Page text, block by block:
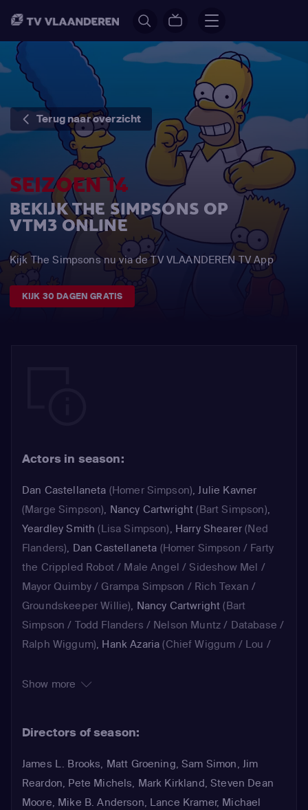
Terug naar overzicht
SEIZOEN 14
BEKIJK THE SIMPSONS OP
VTM3 ONLINE
Kijk The Simpsons nu via de TV VLAANDEREN TV App
KIJK 30 DAGEN GRATIS
Actors in season:
Dan Castellaneta (Homer Simpson),Julie Kavner
(Marge Simpson), Nancy Cartwright (Bart Simpson),
Yeardley Smith (Lisa Simpson), Harry Shearer (Ned
Flanders), Dan Castellaneta (Homer Simpson / Farty
the Crippled Robot / Male Angel / Sideshow Mel /
Mayor Quimby / Grampa Simpson / Rich Texan /
Groundskeeper Willie), Nancy Cartwright (Bart
Simpson / Todd Flanders / Nelson Muntz / Database /
Ralph Wiggum), Hank Azaria (Chief Wiggum / Lou /
Drederick Tatum / Carl / Pyro / Moe Szyslak / Captain
/ Patty Bouvier) , Nancy Cartwright
Ralph Wiggum), Hank Azaria(Tour Guide #1 / Moe
Szyslak / 'Editor-in-Chimp' Reporter / Carl / Drederick
Tatum / Clerk / Chef / Comic Book Guy / Chief
Show more
Directors of season:
James L. Brooks, Matt Groening, Sam Simon, Jim
Reardon, Pete Michels, Mark Kirkland, Steven Dean
Moore, Mike B. Anderson, Lance Kramer, Michael